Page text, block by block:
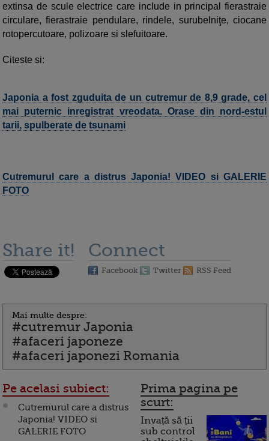
extinsa de scule electrice care include in principal fierastraie
circulare, fierastraie pendulare, rindele, surubelniţe, ciocane
rotopercutoare, polizoare si slefuitoare.
Citeste si:
Japonia a fost zguduita de un cutremur de 8,9 grade, cel
mai puternic inregistrat vreodata. Orase din nord-estul
tarii, spulberate de tsunami
Cutremurul care a distrus Japonia! VIDEO si GALERIE
FOTO
Share it! Connect
Facebook Twitter RSS Feed
Mai multe despre:
#cutremur Japonia
#afaceri japoneze
#afaceri japonezi Romania
Pe acelasi subiect:
Cutremurul care a distrus
Japonia! VIDEO si
GALERIE FOTO
Prima pagina pe
scurt:
Invață să ții
sub control